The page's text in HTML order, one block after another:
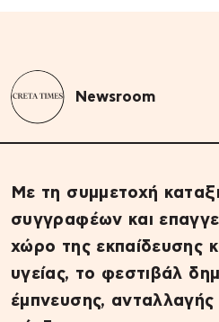
Newsroom
Με τη συμμετοχή
συγγραφέων και
χώρο της εκπαίδευσης
υγείας, το φεστιβάλ
έμπνευσης, ανταλλαγής